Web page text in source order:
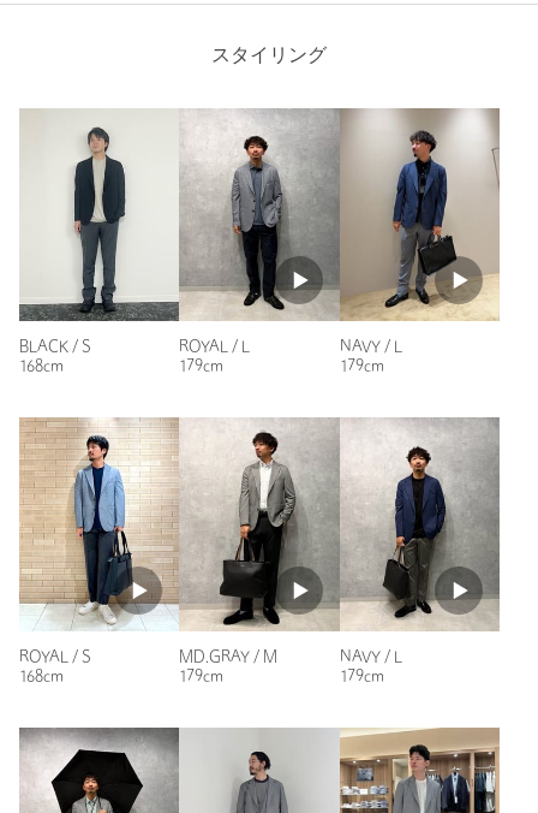
で下記の品名/品番をお申し付けください。
商品詳細
注文キャンセル 対象商品
対象商品 返品等について
対象外商品 裾上げについて
タイプ MEN
サイズ
素材
表生地；ポリエステル93％ 複合繊維(ポリエステ
ル)7％ 裏生地；ポリエステル100％
洗濯表示 洗濯機洗い可 洗濯表示について
原産国 ラオス製
商品番号 3122-1-021781
50代前半
170cm
普段の着用サイズ：
XL～
1人が参考になったと回答
参考になった
ニックネーム： Koba
投稿日： 2026年6月13日
購入サイズ：XL
購入カラー：ROYAL
購入商品のサイズ感：
ちょうどよい
非常に軽く、ジャージ、ストレッチなので、着やすく
清涼感もあり、この夏は此で決まりです👍
年代：
普段の着用サイズ：
1人が参考になったと回答
スタイリング
BLACK / S
168cm
ROYAL / L
179cm
NAVY / L
179cm
ROYAL / S
168cm
MD.GRAY / M
179cm
NAVY / L
179cm